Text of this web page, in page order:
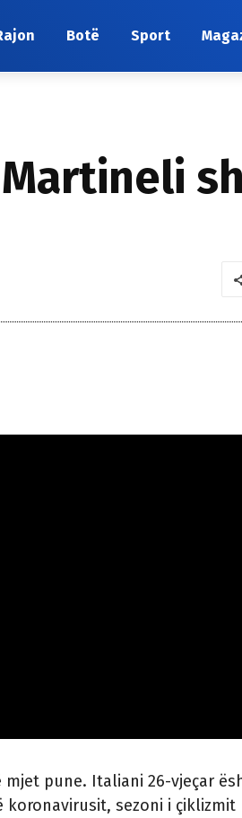
Botë Sport
pune. Italiani 26-vjeçar
sezoni i çiklizmit